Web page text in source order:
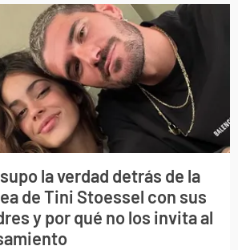
la verdad detrás de la
de Tini Stoessel con sus
y por qué no los invita al